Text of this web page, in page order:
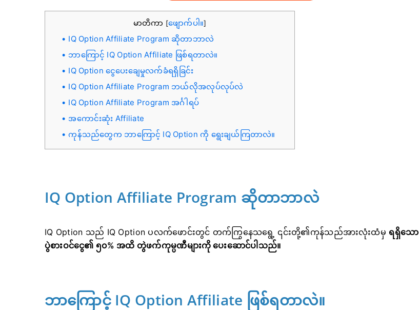
မာတိကာ [ဖျောက်ပါ။]
IQ Option Affiliate Program ဆိုတာဘာလဲ
ဘာကြောင့် IQ Option Affiliate ဖြစ်ရတာလဲ။
IQ Option ငွေပေးချေမှုလက်ခံရရှိခြင်း
IQ Option Affiliate Program ဘယ်လိုအလုပ်လုပ်လဲ
IQ Option Affiliate Program အင်္ဂါရပ်
အကောင်းဆုံး Affiliate
ကုန်သည်တွေက ဘာကြောင့် IQ Option ကို ရွေးချယ်ကြတာလဲ။
IQ Option Affiliate Program ဆိုတာဘာလဲ
IQ Option သည် IQ Option ပလက်ဖောင်းတွင် တက်ကြွနေသရွေ့ ၎င်းတို့၏ကုန်သည်အားလုံးထံမှ ရရှိသော
ပွဲစားဝင်ငွေ၏ ၅၀% အထိ တွဲဖက်ကုမ္ပဏီများကို ပေးဆောင်ပါသည်။
ဘာကြောင့် IQ Option Affiliate ဖြစ်ရတာလဲ။